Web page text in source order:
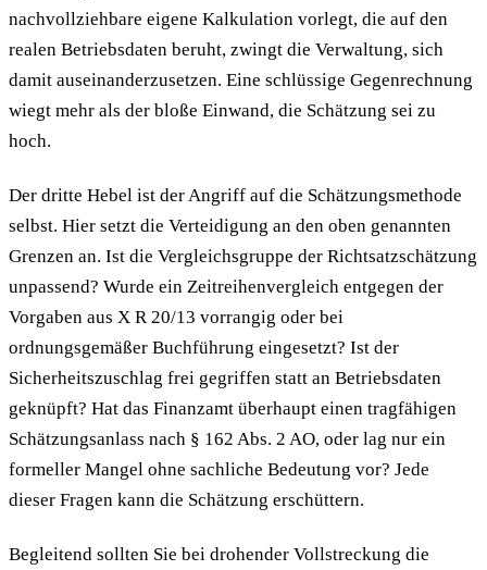
nachvollziehbare eigene Kalkulation vorlegt, die auf den
realen Betriebsdaten beruht, zwingt die Verwaltung, sich
damit auseinanderzusetzen. Eine schlüssige Gegenrechnung
wiegt mehr als der bloße Einwand, die Schätzung sei zu
hoch.
Der dritte Hebel ist der Angriff auf die Schätzungsmethode
selbst. Hier setzt die Verteidigung an den oben genannten
Grenzen an. Ist die Vergleichsgruppe der Richtsatzschätzung
unpassend? Wurde ein Zeitreihenvergleich entgegen der
Vorgaben aus X R 20/13 vorrangig oder bei
ordnungsgemäßer Buchführung eingesetzt? Ist der
Sicherheitszuschlag frei gegriffen statt an Betriebsdaten
geknüpft? Hat das Finanzamt überhaupt einen tragfähigen
Schätzungsanlass nach § 162 Abs. 2 AO, oder lag nur ein
formeller Mangel ohne sachliche Bedeutung vor? Jede
dieser Fragen kann die Schätzung erschüttern.
Begleitend sollten Sie bei drohender Vollstreckung die